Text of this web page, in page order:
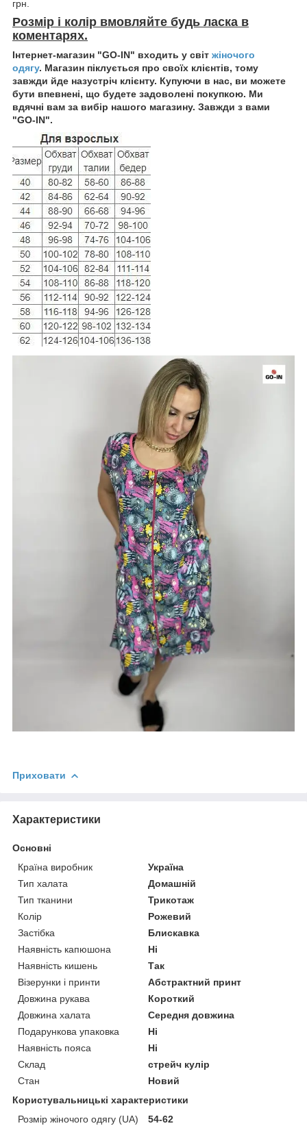
грн.
Розмір і колір вмовляйте будь ласка в
коментарях.
Інтернет-магазин "GO-IN" входить у світ жіночого
одягу. Магазин піклується про своїх клієнтів, тому
завжди йде назустріч клієнту. Купуючи в нас, ви можете
бути впевнені, що будете задоволені покупкою. Ми
вдячні вам за вибір нашого магазину. Завжди з вами
"GO-IN".
Приховати
Характеристики
Основні
Країна виробник
Україна
Тип халата
Домашній
Тип тканини
Трикотаж
Колір
Рожевий
Застібка
Блискавка
Наявність капюшона
Ні
Наявність кишень
Так
Візерунки і принти
Абстрактний принт
Довжина рукава
Короткий
Довжина халата
Середня довжина
Подарункова упаковка
Ні
Наявність пояса
Ні
Склад
стрейч кулір
Стан
Новий
Користувальницькі характеристики
Розмір жіночого одягу (UA)
54-62